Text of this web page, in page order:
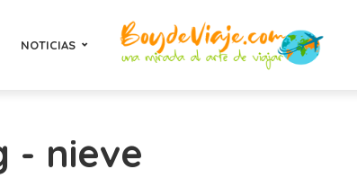
NOTICIAS
- nieve